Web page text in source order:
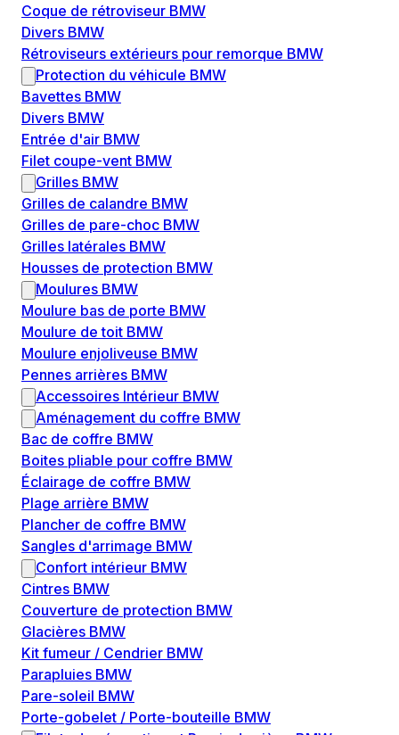
Coque de rétroviseur BMW
Divers BMW
Rétroviseurs extérieurs pour remorque BMW
Protection du véhicule BMW
Bavettes BMW
Divers BMW
Entrée d'air BMW
Filet coupe-vent BMW
Grilles BMW
Grilles de calandre BMW
Grilles de pare-choc BMW
Grilles latérales BMW
Housses de protection BMW
Moulures BMW
Moulure bas de porte BMW
Moulure de toit BMW
Moulure enjoliveuse BMW
Pennes arrières BMW
Accessoires Intérieur BMW
Aménagement du coffre BMW
Bac de coffre BMW
Boites pliable pour coffre BMW
Éclairage de coffre BMW
Plage arrière BMW
Plancher de coffre BMW
Sangles d'arrimage BMW
Confort intérieur BMW
Cintres BMW
Couverture de protection BMW
Glacières BMW
Kit fumeur / Cendrier BMW
Parapluies BMW
Pare-soleil BMW
Porte-gobelet / Porte-bouteille BMW